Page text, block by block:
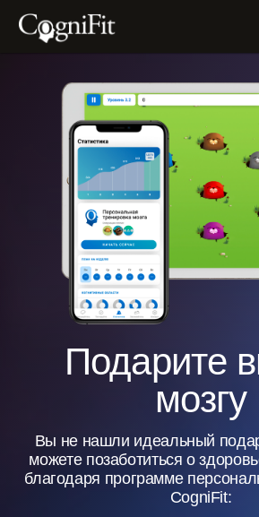
Подарите
мозгу
Вы не нашли идеальный
можете позаботиться о
благодаря программе
CogniFit: